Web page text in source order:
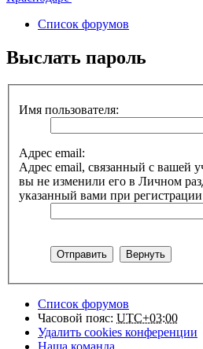
Список форумов
Выслать пароль
Имя пользователя:
Адрес email:
Адрес email, связанный с вашей
вы не изменили его в Личном
указанный вами при
Список форумов
Часовой пояс: UTC+03:00
Удалить cookies конференции
Наша команда